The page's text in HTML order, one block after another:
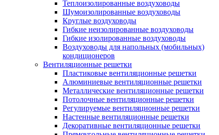
Теплоизолированные воздуховоды
Шумоизолированные воздуховоды
Круглые воздуховоды
Гибкие неизолированные воздуховоды
Гибкие изолированные воздуховоды
Воздуховоды для напольных (мобильных)
кондиционеров
Вентиляционные решетки
Пластиковые вентиляционные решетки
Алюминиевые вентиляционные решетки
Металлические вентиляционные решетки
Потолочные вентиляционные решетки
Регулируемые вентиляционные решетки
Настенные вентиляционные решетки
Декоративные вентиляционные решетки